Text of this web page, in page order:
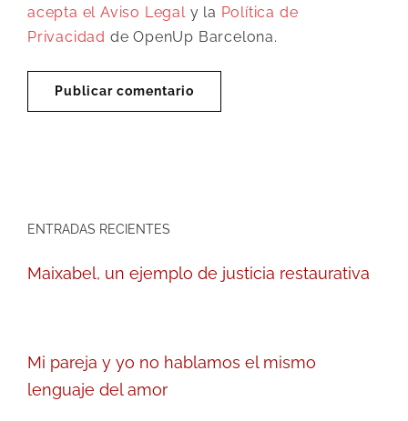
acepta elAviso Legal y la Política de
Privacidad de OpenUp Barcelona.
ENTRADAS RECIENTES
Maixabel, un ejemplo de justicia restaurativa
Mi pareja y yo no hablamos el mismo
lenguaje del amor